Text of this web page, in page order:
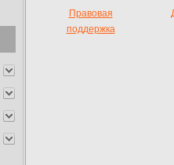
Правовая
поддержка